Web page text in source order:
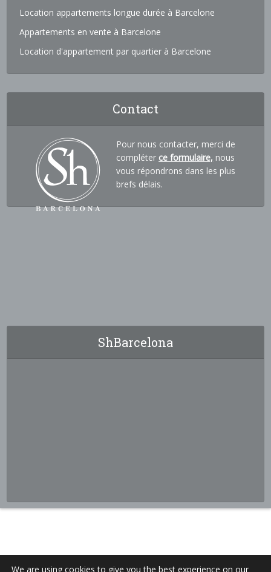
Location appartements longue durée à Barcelone
Appartements en vente à Barcelone
Location d'appartement par quartier à Barcelone
Contact
Pour nous contacter, merci de
compléter ce formulaire, nous
vous répondrons dans les plus
brefs délais.
ShBarcelona
We are using cookies to give you the best experience on our